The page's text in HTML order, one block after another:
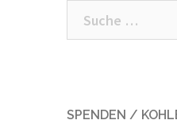
nach:
SPENDEN /